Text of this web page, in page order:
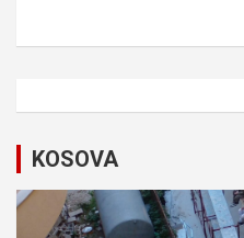
n
v
i
g
a
KOSOVA